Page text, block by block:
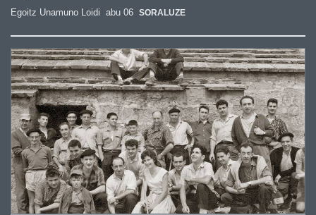
Egoitz Unamuno Loidi abu 06 SORALUZE